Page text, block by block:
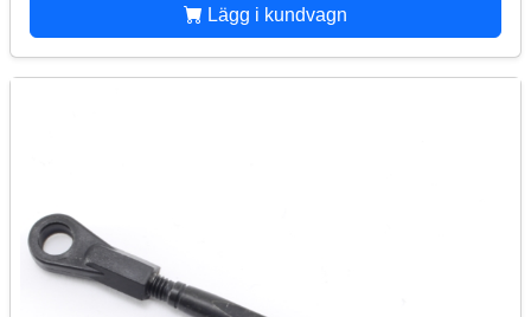
Lägg i kundvagn